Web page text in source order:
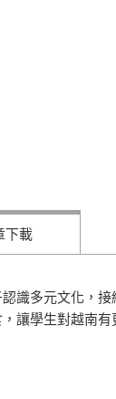
下載
識多元文化，
讓學生對越南